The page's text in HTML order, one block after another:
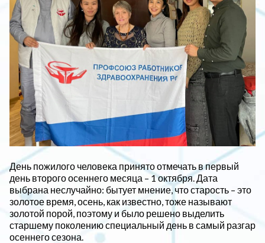
День пожилого человека принято отмечать в первый
день второго осеннего месяца – 1 октября. Дата
выбрана неслучайно: бытует мнение, что старость – это
золотое время, осень, как известно, тоже называют
золотой порой, поэтому и было решено выделить
старшему поколению специальный день в самый разгар
осеннего сезона.